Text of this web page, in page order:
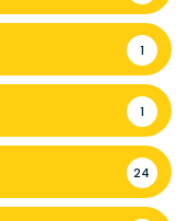
1
1
24